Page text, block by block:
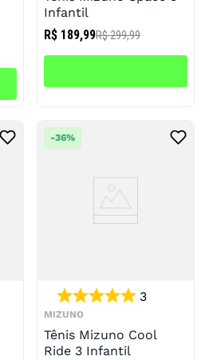
Infantil
R$ 189,99R$ 299,99
MIZUNO
3
Tênis Mizuno Cool
Ride 3 Infantil
-36%